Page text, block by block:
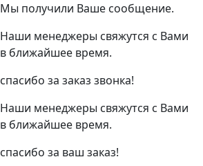
Мы получили Ваше сообщение.
Наши менеджеры свяжутся с Вами
в ближайшее время.
спасибо за заказ звонка!
Наши менеджеры свяжутся с Вами
в ближайшее время.
спасибо за ваш заказ!